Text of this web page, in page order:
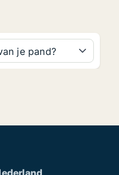
je pand?